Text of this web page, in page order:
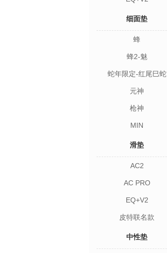
细面垫
蜂
蜂2-魅
蛇年限定-红尾巳蛇
元神
枪神
MIN
滑垫
AC2
AC PRO
EQ+V2
皮特联名款
中性垫